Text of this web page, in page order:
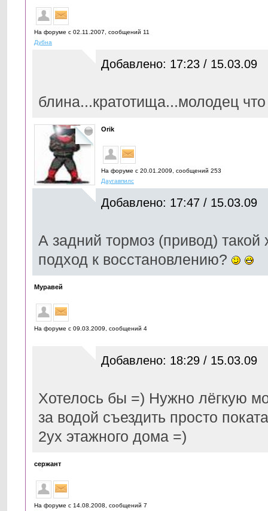
На форуме с 02.11.2007, cообщений 11
Дубна
Добавлено: 17:23 / 15.03.09
блина...кратотища...молодец
Orik
На форуме с 20.01.2009, cообщений 253
Даугавпилс
Добавлено: 17:47 / 15.03.09
А задний тормоз (привод)
подход к восстановлению?
Муравей
На форуме с 09.03.2009, cообщений 4
Добавлено: 18:29 / 15.03.09
Хотелось бы =) Нужно лёгкую
за водой съездить просто
2ух этажного дома =)
сержант
На форуме с 14.08.2008, cообщений 7